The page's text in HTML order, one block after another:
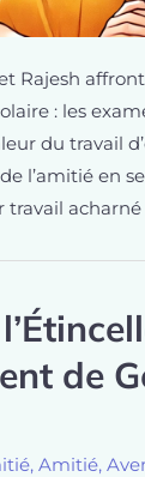
Rajesh
: les
du travail
l’amitié en
travail
de
, Amitié,